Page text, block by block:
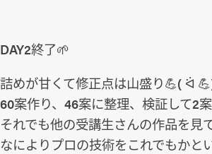
DAY2終了🌱
詰めが甘くて修正点は山盛り💪( ᐛ
60案作り、46案に整理、検証して2案
それでも他の受講生さんの作品を見
なによりプロの技術をこれでもかと